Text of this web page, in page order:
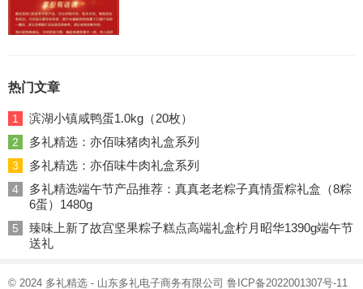
热门文章
1 滨湖小镇咸鸭蛋1.0kg（20枚）
2 多礼精选：亦佰味猪肉礼盒系列
3 多礼精选：亦佰味牛肉礼盒系列
4
多礼精选端午节产品推荐：真真老老粽子真情蛋粽礼盒（8粽
6蛋）1480g
5
臻味上新了故宫坚果粽子糕点高端礼盒柠月昭华1390g端午节
送礼
© 2024 多礼精选 - 山东多礼电子商务有限公司 鲁ICP备2022001307号-11